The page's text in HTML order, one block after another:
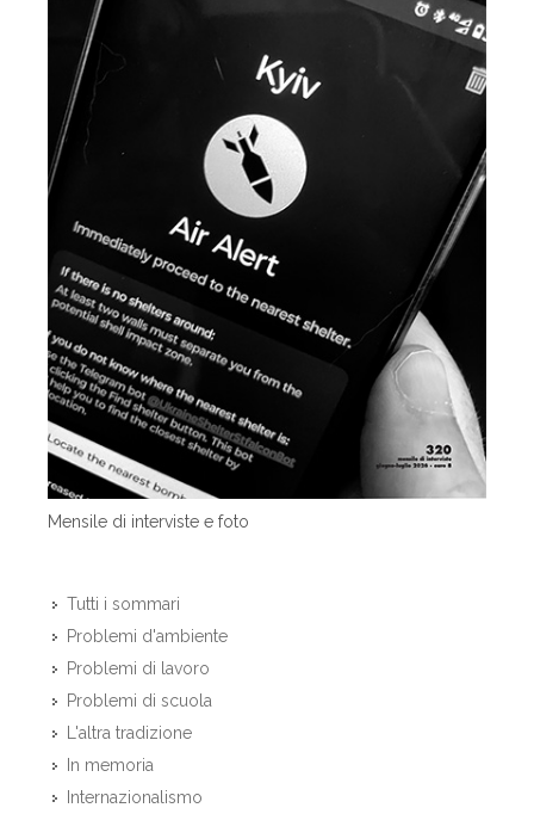
Mensile di interviste e foto
Tutti i sommari
Problemi d'ambiente
Problemi di lavoro
Problemi di scuola
L'altra tradizione
In memoria
Internazionalismo